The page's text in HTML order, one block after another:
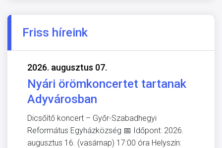
Friss híreink
2026. augusztus 07.
Nyári örömkoncertet tartanak
Adyvárosban
Dicsőítő koncert – Győr-Szabadhegyi
Református Egyházközség 📅 Időpont: 2026.
augusztus 16. (vasárnap) 17:00 óra Helyszín: